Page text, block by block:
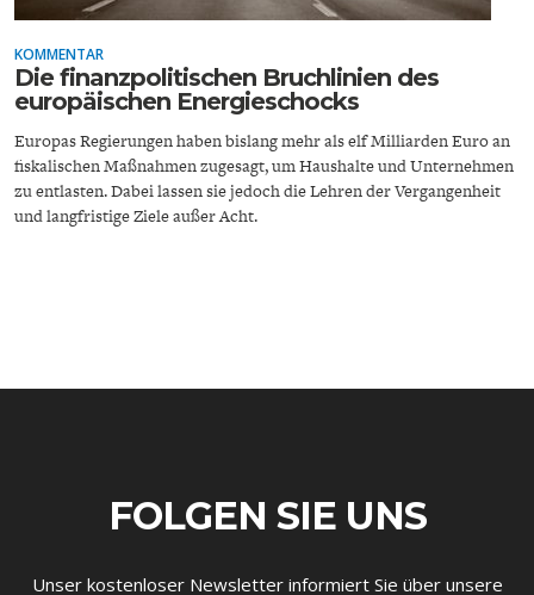
KOMMENTAR
Die finanzpolitischen Bruchlinien des
europäischen Energieschocks
Europas Regierungen haben bislang mehr als elf Milliarden Euro an
fiskalischen Maßnahmen zugesagt, um Haushalte und Unternehmen
zu entlasten. Dabei lassen sie jedoch die Lehren der Vergangenheit
und langfristige Ziele außer Acht.
FOLGEN SIE UNS
Unser kostenloser Newsletter informiert Sie über unsere